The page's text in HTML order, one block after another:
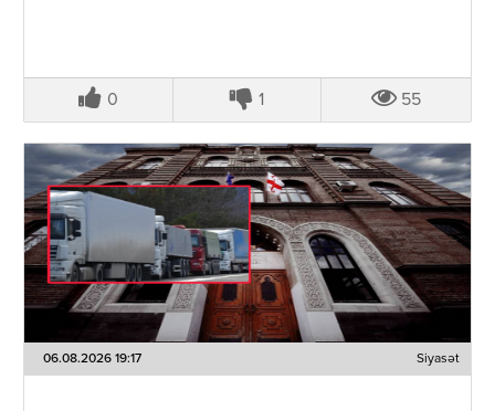
0 1 55
06.08.2026 19:17 Siyasət